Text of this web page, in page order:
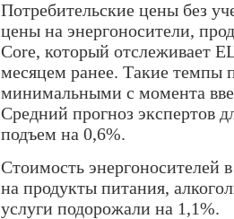
Потребительские цены без
цены на энергоносители,
Core, который отслеживает
месяцем ранее. Такие темпы
минимальными с момента
Средний прогноз экспертов
подъем на 0,6%.
Стоимость энергоносителей
на продукты питания,
услуги подорожали на 1,1%.